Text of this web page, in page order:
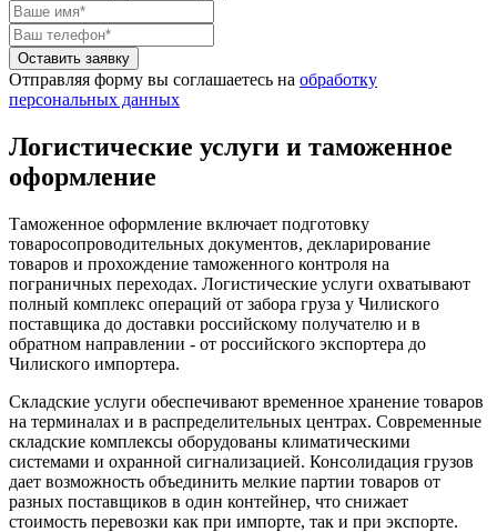
Оставить заявку
Отправляя форму вы соглашаетесь на обработку
персональных данных
Логистические услуги и таможенное
оформление
Таможенное оформление включает подготовку
товаросопроводительных документов, декларирование
товаров и прохождение таможенного контроля на
пограничных переходах. Логистические услуги охватывают
полный комплекс операций от забора груза у Чилиского
поставщика до доставки российскому получателю и в
обратном направлении - от российского экспортера до
Чилиского импортера.
Складские услуги обеспечивают временное хранение товаров
на терминалах и в распределительных центрах. Современные
складские комплексы оборудованы климатическими
системами и охранной сигнализацией. Консолидация грузов
дает возможность объединить мелкие партии товаров от
разных поставщиков в один контейнер, что снижает
стоимость перевозки как при импорте, так и при экспорте.